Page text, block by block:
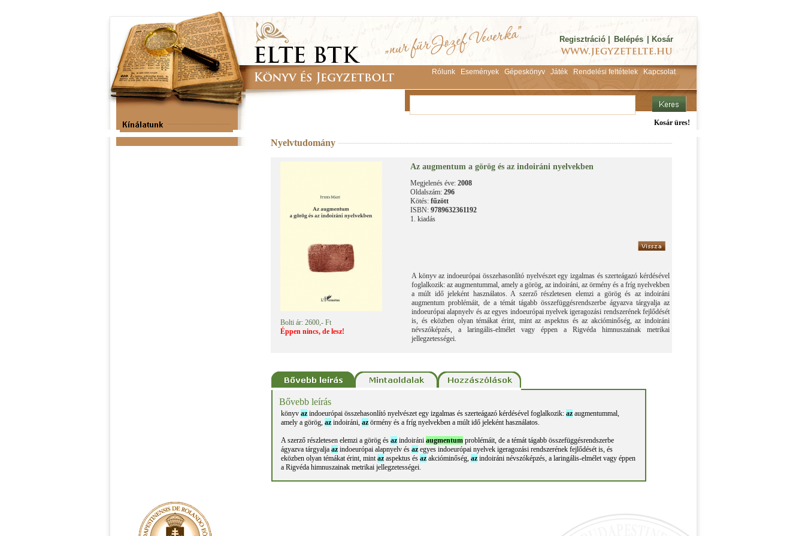
Regisztráció Belépés Kosár
Rólunk Események Gépeskönyv Játék Rendelési feltételek Kapcsolat
Kosár üres!
Nyelvtudomány
Bolti ár: 2600,- Ft
Éppen nincs, de lesz!
Az augmentum a görög és az indoiráni nyelvekben
Megjelenés éve: 2008
Oldalszám: 296
Kötés: fűzött
ISBN: 9789632361192
1. kiadás
A könyv az indoeurópai összehasonlító nyelvészet egy izgalmas és szerteágazó kérdésével
foglalkozik: az augmentummal, amely a görög, az indoiráni, az örmény és a fríg nyelvekben
a múlt idő jeleként használatos. A szerző részletesen elemzi a görög és az indoiráni
augmentum problémáit, de a témát tágabb összefüggésrendszerbe ágyazva tárgyalja az
indoeurópai alapnyelv és az egyes indoeurópai nyelvek igeragozási rendszerének fejlődését
is, és eközben olyan témákat érint, mint az aspektus és az akcióminőség, az indoiráni
névszóképzés, a laringális-elmélet vagy éppen a Rigvéda himnuszainak metrikai
jellegzetességei.
Bővebb leírás
könyv az indoeurópai összehasonlító nyelvészet egy izgalmas és szerteágazó kérdésével foglalkozik: az augmentummal,
amely a görög, az indoiráni, az örmény és a fríg nyelvekben a múlt idő jeleként használatos.
A szerző részletesen elemzi a görög és az indoiráni augmentum problémáit, de a témát tágabb összefüggésrendszerbe
ágyazva tárgyalja az indoeurópai alapnyelv és az egyes indoeurópai nyelvek igeragozási rendszerének fejlődését is, és
eközben olyan témákat érint, mintaz aspektus és az akcióminőség, az indoiráni névszóképzés, a laringális-elmélet vagy éppen
a Rigvéda himnuszainak metrikai jellegzetességei.